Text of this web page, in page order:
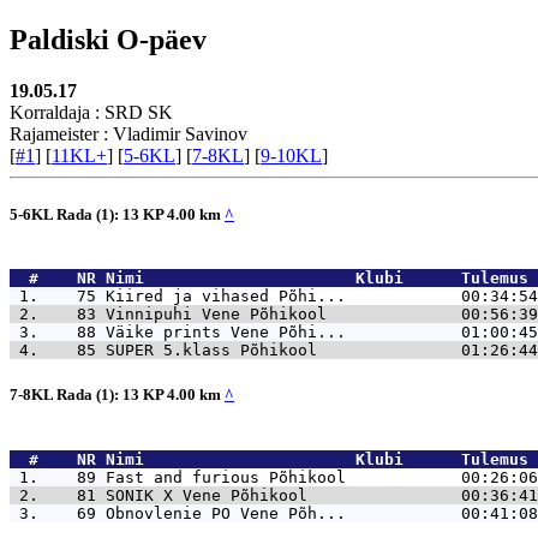
Paldiski O-päev
19.05.17
Korraldaja : SRD SK
Rajameister : Vladimir Savinov
[#1] [11KL+] [5-6KL] [7-8KL] [9-10KL]
5-6KL Rada (1): 13 KP 4.00 km ^
  #    NR
Nimi                      Klubi
1.    75 Kiired ja vihased Põhi...            00:34:54
2.    83 Vinnipuhi Vene Põhikool              00:56:39
3.    88 Väike prints Vene Põhi...            01:00:45
4.    85 SUPER 5.klass Põhikool               01:26:44
7-8KL Rada (1): 13 KP 4.00 km ^
  #    NR
Nimi                      Klubi
1.    89 Fast and furious Põhikool            00:26:06
2.    81 SONIK X Vene Põhikool                00:36:41
3.    69 Obnovlenie PO Vene Põh...            00:41:08